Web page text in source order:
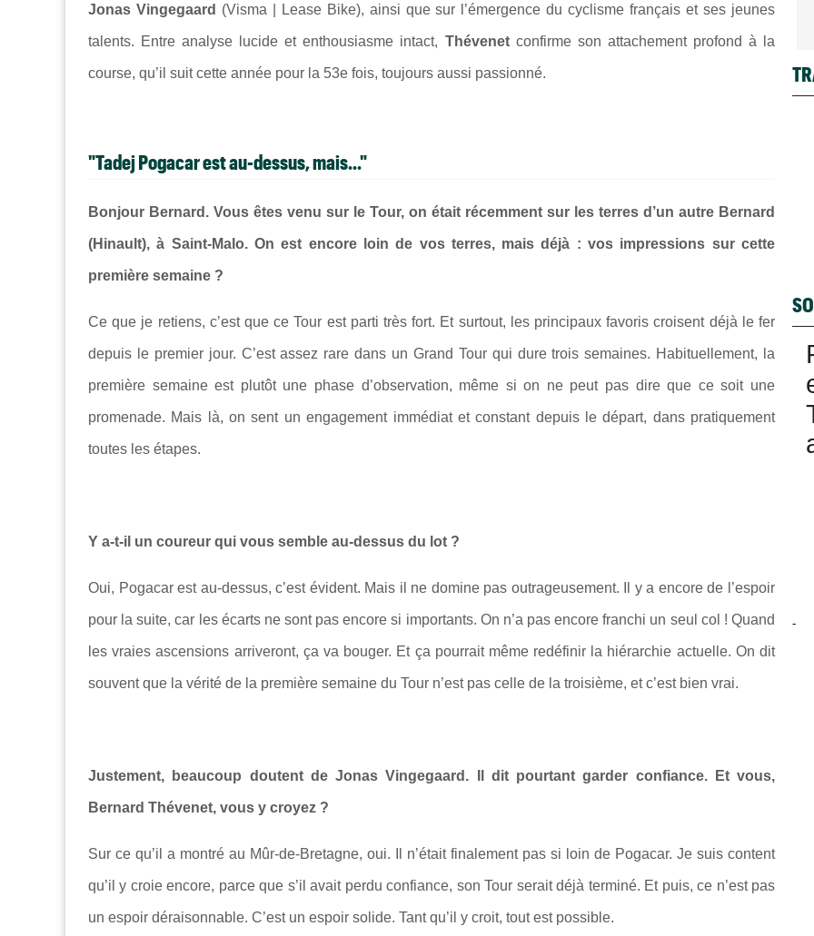
Jonas Vingegaard (Visma | Lease Bike), ainsi que sur l’émergence du cyclisme français et ses jeunes
talents. Entre analyse lucide et enthousiasme intact, Thévenet confirme son attachement profond à la
course, qu’il suit cette année pour la 53e fois, toujours aussi passionné.
"Tadej Pogacar est au-dessus, mais..."
Bonjour Bernard. Vous êtes venu sur le Tour, on était récemment sur les terres d’un autre Bernard
(Hinault), à Saint-Malo. On est encore loin de vos terres, mais déjà : vos impressions sur cette
première semaine ?
Ce que je retiens, c’est que ce Tour est parti très fort. Et surtout, les principaux favoris croisent déjà le fer
depuis le premier jour. C’est assez rare dans un Grand Tour qui dure trois semaines. Habituellement, la
première semaine est plutôt une phase d’observation, même si on ne peut pas dire que ce soit une
promenade. Mais là, on sent un engagement immédiat et constant depuis le départ, dans pratiquement
toutes les étapes.
Y a-t-il un coureur qui vous semble au-dessus du lot ?
Oui, Pogacar est au-dessus, c’est évident. Mais il ne domine pas outrageusement. Il y a encore de l’espoir
pour la suite, car les écarts ne sont pas encore si importants. On n’a pas encore franchi un seul col ! Quand
les vraies ascensions arriveront, ça va bouger. Et ça pourrait même redéfinir la hiérarchie actuelle. On dit
souvent que la vérité de la première semaine du Tour n’est pas celle de la troisième, et c’est bien vrai.
Justement, beaucoup doutent de Jonas Vingegaard. Il dit pourtant garder confiance. Et vous,
Bernard Thévenet, vous y croyez ?
Sur ce qu’il a montré au Mûr-de-Bretagne, oui. Il n’était finalement pas si loin de Pogacar. Je suis content
qu’il y croie encore, parce que s’il avait perdu confiance, son Tour serait déjà terminé. Et puis, ce n’est pas
un espoir déraisonnable. C’est un espoir solide. Tant qu’il y croit, tout est possible.
-